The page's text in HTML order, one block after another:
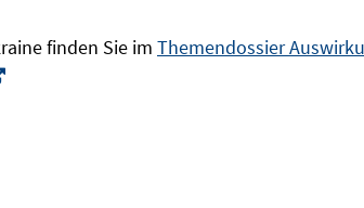
finden Sie im Themendossier